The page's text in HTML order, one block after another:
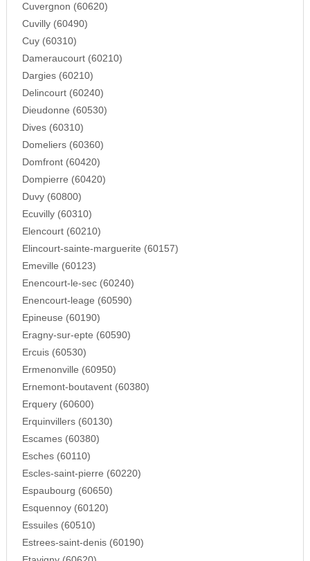
Cuvergnon (60620)
Cuvilly (60490)
Cuy (60310)
Dameraucourt (60210)
Dargies (60210)
Delincourt (60240)
Dieudonne (60530)
Dives (60310)
Domeliers (60360)
Domfront (60420)
Dompierre (60420)
Duvy (60800)
Ecuvilly (60310)
Elencourt (60210)
Elincourt-sainte-marguerite (60157)
Emeville (60123)
Enencourt-le-sec (60240)
Enencourt-leage (60590)
Epineuse (60190)
Eragny-sur-epte (60590)
Ercuis (60530)
Ermenonville (60950)
Ernemont-boutavent (60380)
Erquery (60600)
Erquinvillers (60130)
Escames (60380)
Esches (60110)
Escles-saint-pierre (60220)
Espaubourg (60650)
Esquennoy (60120)
Essuiles (60510)
Estrees-saint-denis (60190)